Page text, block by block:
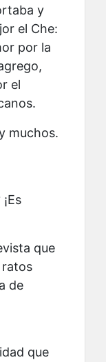
y
el Che:
por la
el
muchos.
que
ratos
de
que